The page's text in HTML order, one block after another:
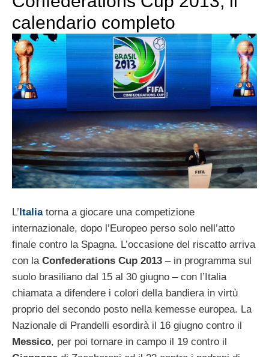
calendario completo
L’Italiatorna a giocare una competizione
internazionale, dopo l’Europeo perso solo nell’atto
finale contro la Spagna. L’occasione del riscatto arriva
con la Confederations Cup 2013 – in programma sul
suolo brasiliano dal 15 al 30 giugno – con l’Italia
chiamata a difendere i colori della bandiera in virtù
proprio del secondo posto nella kemesse europea. La
Nazionale di Prandelli esordirà il 16 giugno contro il
Messico, per poi tornare in campo il 19 contro il